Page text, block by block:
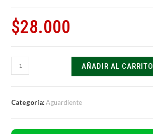
$28.000
AÑADIR AL CARRITO
Categoría:Aguardiente